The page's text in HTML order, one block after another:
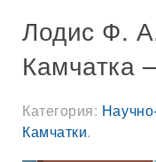
Лодис Ф.
Камчатка
Категория:
Камчатки.